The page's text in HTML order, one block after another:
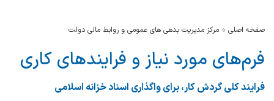
صفحه اصلی مرکز مدیریت بدهی های عمومی و روابط مالی دولت
فرم‌های مورد نیاز و فرایندهای کاری
فرایند کلی گردش کار، برای واگذاری اسناد خزانه اسلامی